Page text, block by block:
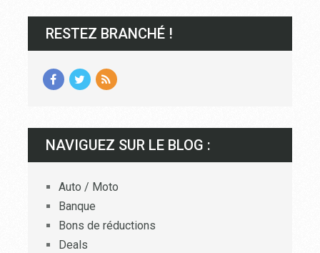
RESTEZ BRANCHÉ !
NAVIGUEZ SUR LE BLOG :
Auto / Moto
Banque
Bons de réductions
Deals